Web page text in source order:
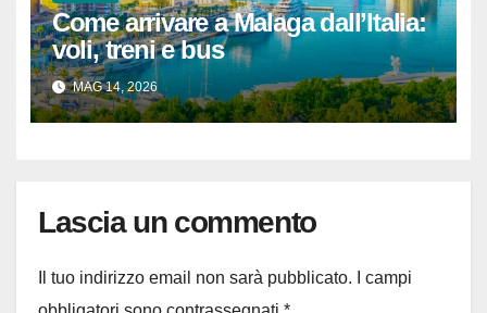
Come arrivare a Malaga dall’Italia:
voli, treni e bus
MAG 14, 2026
Lascia un commento
Il tuo indirizzo email non sarà pubblicato.
I campi